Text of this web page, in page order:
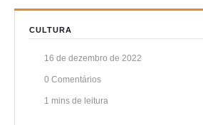
CULTURA
16 de dezembro de 2022
0 Comentários
1 mins de leitura